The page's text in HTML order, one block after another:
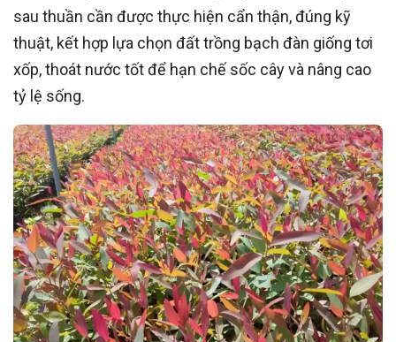
sau thuần cần được thực hiện cẩn thận, đúng kỹ
thuật, kết hợp lựa chọn đất trồng bạch đàn giống tơi
xốp, thoát nước tốt để hạn chế sốc cây và nâng cao
tỷ lệ sống.